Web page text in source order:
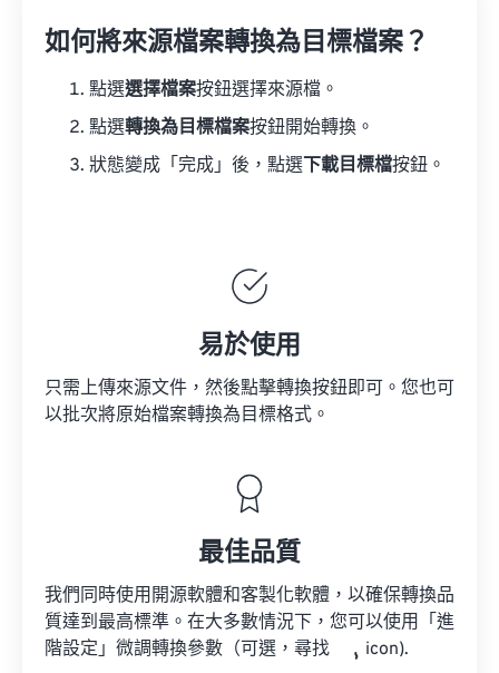
如何將來源檔案轉換為目標檔案？
點選選擇檔案按鈕選擇來源檔。
點選轉換為目標檔案按鈕開始轉換。
狀態變成「完成」後，點選 下載目標檔按鈕。
易於使用
只需上傳來源文件，然後點擊轉換按鈕即可。您也可
以批次將原始檔案轉換為目標格式。
最佳品質
我們同時使用開源軟體和客製化軟體，以確保轉換品
質達到最高標準。在大多數情況下，您可以使用「進
階設定」微調轉換參數（可選，尋找
icon).